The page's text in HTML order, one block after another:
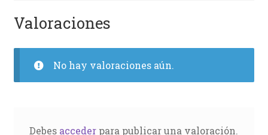
Valoraciones
No hay valoraciones aún.
Debes accederpara publicar una valoración.